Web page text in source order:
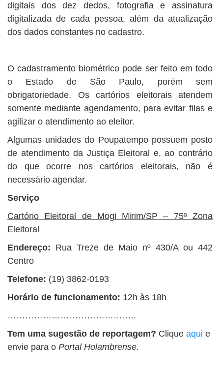
digitais dos dez dedos, fotografia e assinatura
digitalizada de cada pessoa, além da atualização
dos dados constantes no cadastro.
O cadastramento biométrico pode ser feito em todo
o Estado de São Paulo, porém sem
obrigatoriedade. Os cartórios eleitorais atendem
somente mediante agendamento, para evitar filas e
agilizar o atendimento ao eleitor.
Algumas unidades do Poupatempo possuem posto
de atendimento da Justiça Eleitoral e, ao contrário
do que ocorre nos cartórios eleitorais, não é
necessário agendar.
Serviço
Cartório Eleitoral de Mogi Mirim/SP – 75ª Zona
Eleitoral
Endereço: Rua Treze de Maio nº 430/A ou 442
Centro
Telefone: (19) 3862-0193
Horário de funcionamento: 12h às 18h
……………………………………..
Tem uma sugestão de reportagem? Clique aqui e
envie para o Portal Holambrense.